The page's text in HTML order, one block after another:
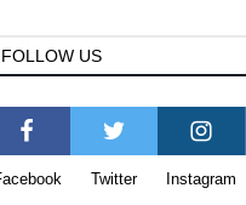
FOLLOW US
Twitter Instagram